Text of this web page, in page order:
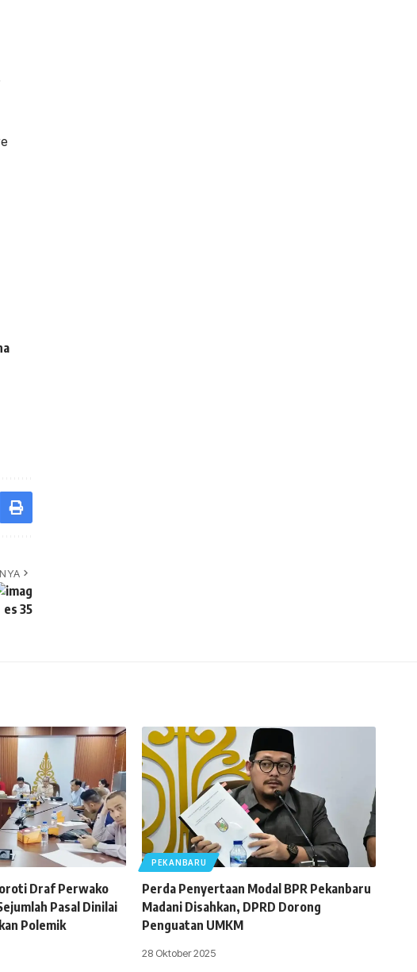
Draf Perwako
Pasal Dinilai
Polemik
PEKANBARU
Perda Penyertaan Modal BPR Pekanbaru
Madani Disahkan, DPRD Dorong
Penguatan UMKM
28 Oktober 2025